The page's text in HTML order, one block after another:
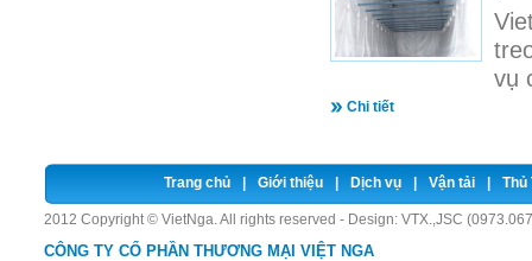
vụ
Chi tiết
Trang chủ Giới thiệu Dịch vụ Vận tải Thủ
2012 Copyright © VietNga. All rights reserved - Design: VTX.,JSC
CÔNG TY CỔ PHẦN THƯƠNG MẠI VIỆT NGA